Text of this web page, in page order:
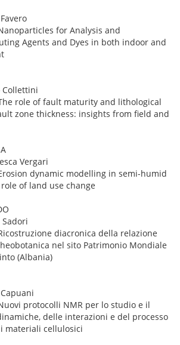
for Analysis and
Agents and Dyes in both indoor and
Collettini
role of fault maturity and lithological
zone thickness: insights from field and
Vergari
dynamic modelling in semi-humid
of land use change
diacronica della relazione
nel sito Patrimonio Mondiale
(Albania)
protocolli NMR per lo studio e il
delle interazioni e del processo
materiali cellulosici